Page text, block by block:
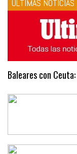
ÚLTIMAS NOTICIAS
Baleares con